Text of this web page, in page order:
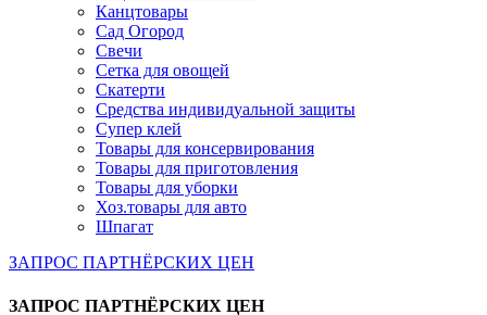
Канцтовары
Сад Огород
Свечи
Сетка для овощей
Скатерти
Средства индивидуальной защиты
Супер клей
Товары для консервирования
Товары для приготовления
Товары для уборки
Хоз.товары для авто
Шпагат
ЗАПРОС ПАРТНЁРСКИХ ЦЕН
ЗАПРОС ПАРТНЁРСКИХ ЦЕН